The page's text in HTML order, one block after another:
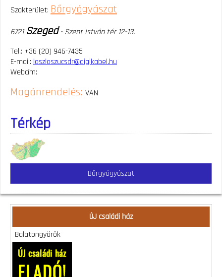
ÚJ családi ház
Balatongyörök
Szakterület: Bőrgyógyászat
6721Szeged- Szent István tér 12-13.
Tel.: +36 (20) 946-7435
E-mail: laszloszucsdr@digikabel.hu
Webcím:
Magánrendelés: VAN
Térkép
Bőrgyógyászat